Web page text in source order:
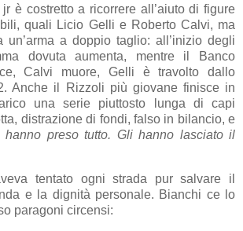
jr è costretto a ricorrere all’aiuto di figure
quali Licio Gelli e Roberto Calvi, ma
a doppio taglio: all’inizio degli
dovuta aumenta, mentre il Banco
Calvi muore, Gelli è travolto dallo
Anche il Rizzoli più giovane finisce in
una serie piuttosto lunga di capi
distrazione di fondi, falso in bilancio, e
hanno preso tutto. Gli hanno lasciato il
tentato ogni strada pur salvare il
e la dignità personale. Bianchi ce lo
paragoni circensi: